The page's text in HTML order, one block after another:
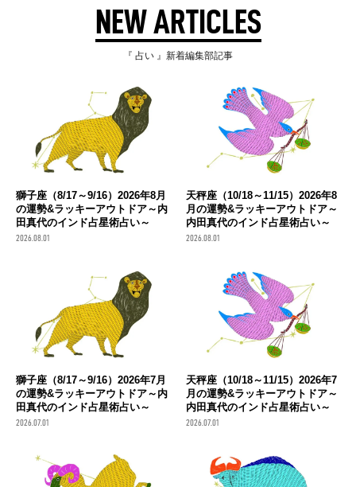
NEW ARTICLES
『 占い 』新着編集部記事
獅子座（8/17～9/16）2026年8月
の運勢&ラッキーアウトドア～内
田真代のインド占星術占い～
2026.08.01
天秤座（10/18～11/15）2026年8
月の運勢&ラッキーアウトドア～
内田真代のインド占星術占い～
2026.08.01
獅子座（8/17～9/16）2026年7月
の運勢&ラッキーアウトドア～内
田真代のインド占星術占い～
2026.07.01
天秤座（10/18～11/15）2026年7
月の運勢&ラッキーアウトドア～
内田真代のインド占星術占い～
2026.07.01